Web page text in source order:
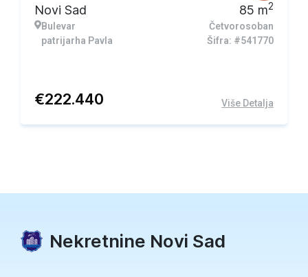
Novi Sad
Bulevar
patrijarha Pavla
85 m2
Četvorosoban
Šifra: #541770
€222.440 Više Detalja
Nekretnine Novi Sad